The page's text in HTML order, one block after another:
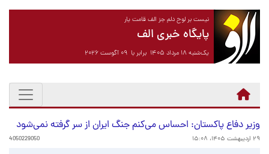
نیست بر لوح دلم جز الف قامت یار
پایگاه خبری الف
یک‌شنبه ۱۸ مرداد ۱۴۰۵ برابر با ۰۹ آگوست ۲۰۲۶
وزیر دفاع پاکستان: احساس می‌کنم جنگ ایران از سر گرفته نمی‌شود
۲۹ اردیبهشت ۱۴۰۵، ۱۵:۰۸ 4050229050